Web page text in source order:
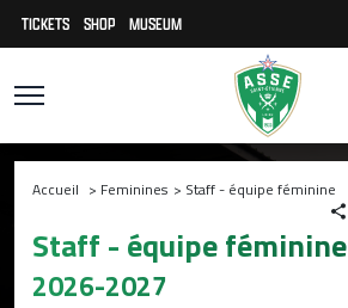
TICKETS SHOP MUSEUM
Accueil > Feminines > Staff - équipe féminine
Staff - équipe féminine
2026-2027